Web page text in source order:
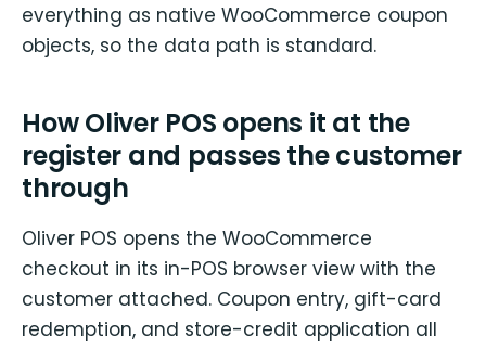
everything as native WooCommerce coupon
objects, so the data path is standard.
How Oliver POS opens it at the
register and passes the customer
through
Oliver POS opens the WooCommerce
checkout in its in-POS browser view with the
customer attached. Coupon entry, gift-card
redemption, and store-credit application all